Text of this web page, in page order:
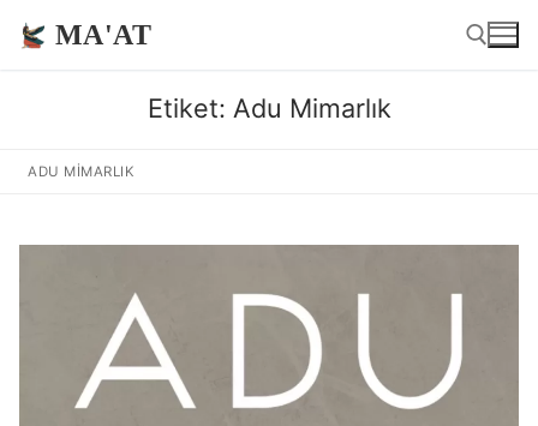
atla
MA'AT
Etiket: Adu Mimarlık
ADU MIMARLIK